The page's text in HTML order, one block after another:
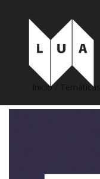
Inicio/ Temáticas